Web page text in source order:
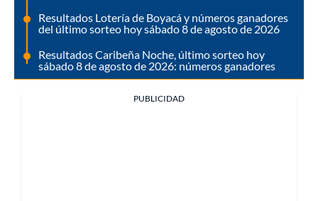
Resultados Lotería de Boyacá y números ganadores
del último sorteo hoy sábado 8 de agosto de 2026
Resultados Caribeña Noche, último sorteo hoy
sábado 8 de agosto de 2026: números ganadores
PUBLICIDAD